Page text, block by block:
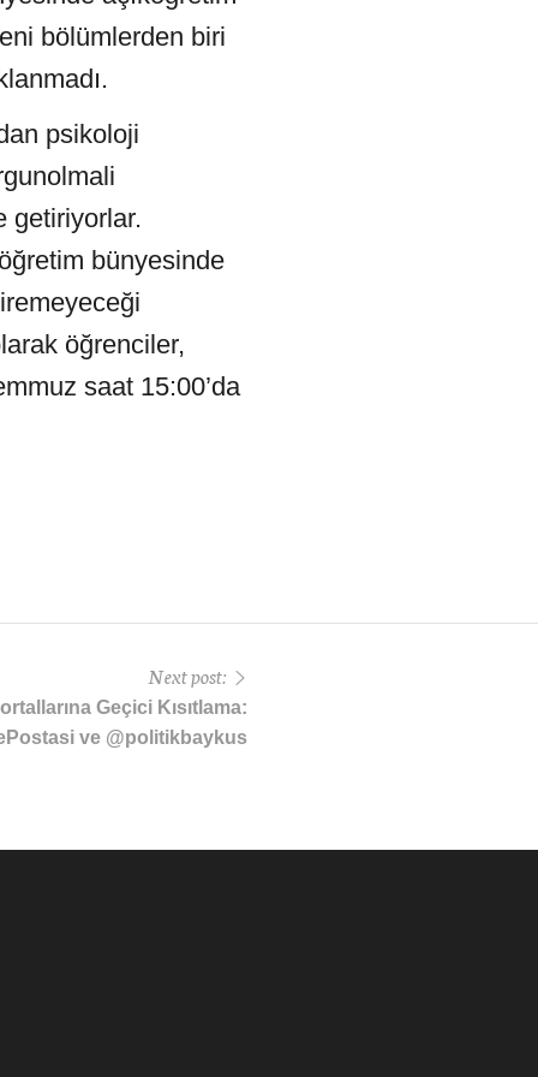
bölümlerden biri
psikoloji
getiriyorlar.
bünyesinde
öğrenciler,
saat 15:00’da
Next post:
Geçici Kısıtlama:
ve @politikbaykus